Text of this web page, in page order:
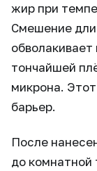
жир при
Смешение
тончайшей
микрона.
барьер.
После
до комнатной